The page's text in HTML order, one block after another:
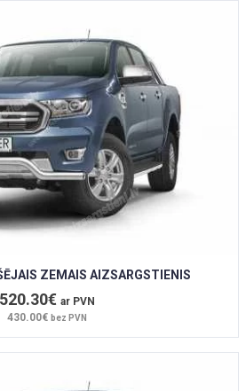
ZEMAIS AIZSARGSTIENIS
520.30€ ar PVN
430.00€ bez PVN